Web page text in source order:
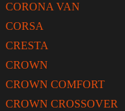
CORONA VAN
CORSA
CRESTA
CROWN
CROWN COMFORT
CROWN CROSSOVER